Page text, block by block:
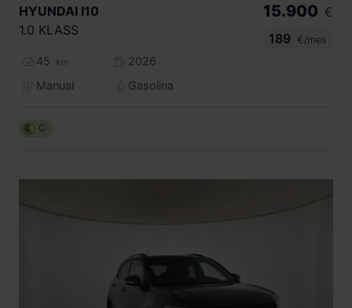
HYUNDAI I10
1.0 KLASS
45 km
2026
Manual
Gasolina
15.900 €
189
€/mes
C